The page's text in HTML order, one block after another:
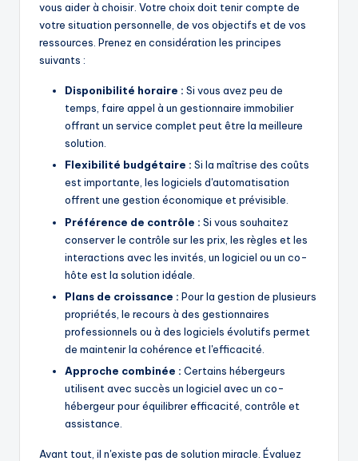
vous aider à choisir. Votre choix doit tenir compte de
votre situation personnelle, de vos objectifs et de vos
ressources. Prenez en considération les principes
suivants :
Disponibilité horaire : Si vous avez peu de
temps, faire appel à un gestionnaire immobilier
offrant un service complet peut être la meilleure
solution.
Flexibilité budgétaire : Si la maîtrise des coûts
est importante, les logiciels d'automatisation
offrent une gestion économique et prévisible.
Préférence de contrôle : Si vous souhaitez
conserver le contrôle sur les prix, les règles et les
interactions avec les invités, un logiciel ou un co-
hôte est la solution idéale.
Plans de croissance : Pour la gestion de plusieurs
propriétés, le recours à des gestionnaires
professionnels ou à des logiciels évolutifs permet
de maintenir la cohérence et l'efficacité.
Approche combinée : Certains hébergeurs
utilisent avec succès un logiciel avec un co-
hébergeur pour équilibrer efficacité, contrôle et
assistance.
Avant tout, il n'existe pas de solution miracle. Évaluez